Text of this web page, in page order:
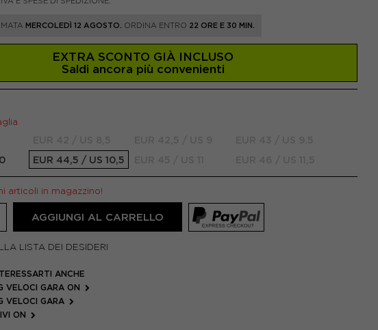
MERCOLEDÌ 12 AGOSTO. ORDINA ENTRO 22 ORE E 30 MIN.
EXTRA SCONTO GIÀ INCLUSO
Saldi ancora più convenienti
EUR 44,5 / US 10,5
articoli in magazzino!
AGGIUNGI AL CARRELLO
LISTA DEI DESIDERI
ANCHE
VELOCI GARA ON
VELOCI GARA
ON